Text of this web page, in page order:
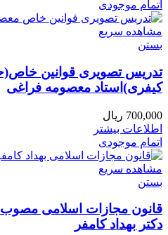
اتمام موجودی
مشاهده سریع
بستن
تدریس تصویری قوانین
کیفری)استاد معصومه فراغی
700,000 ریال
اطلاعات بیشتر
اتمام موجودی
مشاهده سریع
بستن
دکتر بهداد کامفر